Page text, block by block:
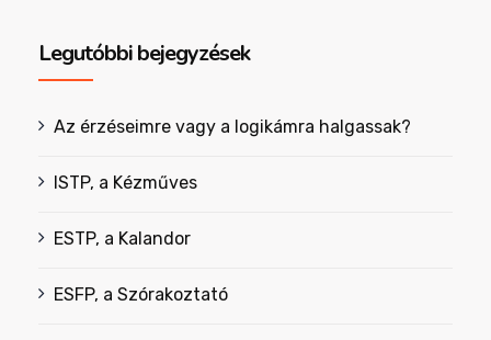
Legutóbbi bejegyzések
Az érzéseimre vagy a logikámra halgassak?
ISTP, a Kézműves
ESTP, a Kalandor
ESFP, a Szórakoztató